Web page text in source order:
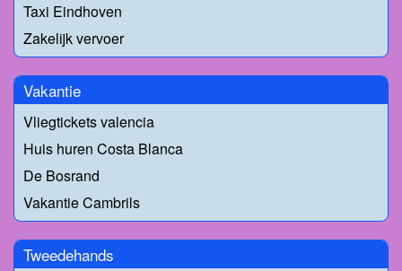
Taxi Eindhoven
Zakelijk vervoer
Vakantie
Vliegtickets valencia
Huis huren Costa Blanca
De Bosrand
Vakantie Cambrils
Tweedehands